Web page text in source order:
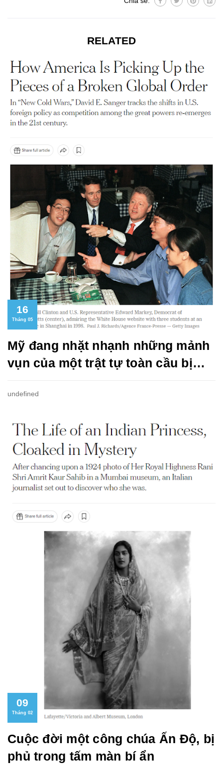
RELATED
16
Tháng 05
Mỹ đang nhặt nhạnh những mảnh
vụn của một trật tự toàn cầu bị
undefined
09
Tháng 02
Cuộc đời một công chúa Ấn Độ, bị
phủ trong tấm màn bí ẩn